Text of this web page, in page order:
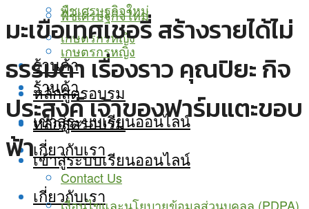
พืชเศรษฐกิจใหม่
เกษตรกรหญิง
ร้านค้า
หลักสูตรอบรม
เข้าสู่ระบบเรียนออนไลน์
เกี่ยวกับเรา
พืชเศรษฐกิจใหม่
เกษตรกรหญิง
ร้านค้า
หลักสูตรอบรม
เข้าสู่ระบบเรียนออนไลน์
เกี่ยวกับเรา
Contact Us
เงื่อนไขและนโยบายข้อมูลส่วนบุคลล (PDPA)
มะเขือเทศเชอรี่ สร้างรายได้ไม่
ธรรมดา เรื่องราว คุณปิยะ กิจ
ประสงค์ เจ้าของฟาร์มแตะขอบ
ฟ้า